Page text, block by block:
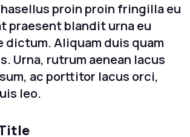
proin proin fringilla eu
praesent blandit urna eu
dictum. Aliquam duis quam
Urna, rutrum aenean lacus
ac porttitor lacus orci,
leo.